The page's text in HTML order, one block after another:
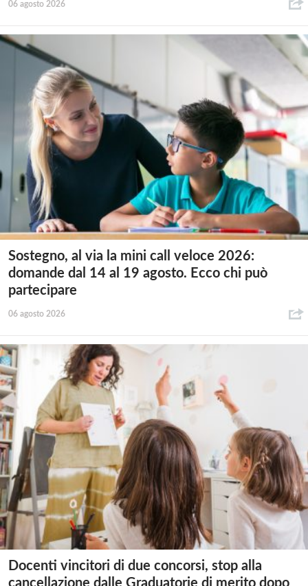
06 agosto 2026
Sostegno, al via la mini call veloce 2026:
domande dal 14 al 19 agosto. Ecco chi può
partecipare
06 agosto 2026
Docenti vincitori di due concorsi, stop alla